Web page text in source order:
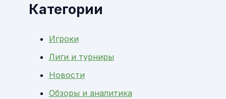
Категории
Игроки
Лиги и турниры
Новости
Обзоры и аналитика